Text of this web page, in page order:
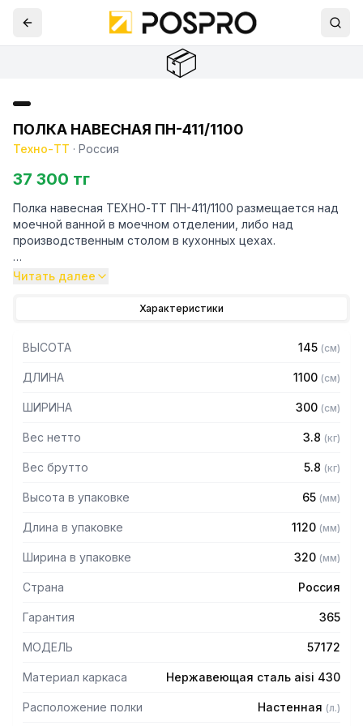
📦
ПОЛКА НАВЕСНАЯ ПН-411/1100
Техно-ТТ · Россия
37 300 тг
Полка навесная ТЕХНО-ТТ ПН-411/1100 размещается над
моечной ванной в моечном отделении, либо над
производственным столом в кухонных цехах.
Навесные полки крепятся к стене при помощи двух
как сверху, так и снизу полки. Полки рекомендуется
Особенности:
— Полка сплошная
— Разборная, болтовое соединение
Читать далее
Характеристики
ВЫСОТА 145 (см)
ДЛИНА 1100 (см)
ШИРИНА 300 (см)
Вес нетто 3.8 (кг)
Вес брутто 5.8 (кг)
Высота в упаковке 65 (мм)
Длина в упаковке 1120 (мм)
Ширина в упаковке 320 (мм)
Страна Россия
Гарантия 365
МОДЕЛЬ 57172
Материал каркаса Нержавеющая сталь aisi 430
Расположение полки Настенная (л.)